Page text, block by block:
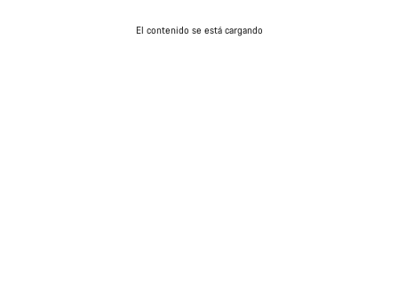
El contenido se está cargando